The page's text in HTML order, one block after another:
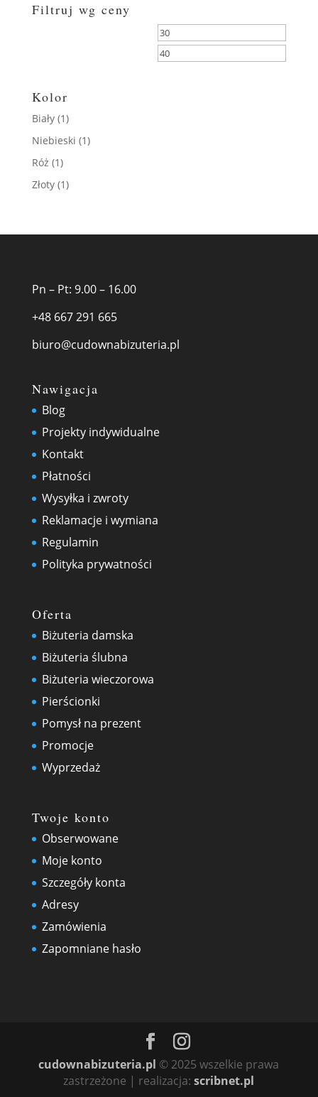
Filtruj wg ceny
Cena
min
Kolor
Biały (1)
Niebieski (1)
Róż (1)
Złoty (1)
Pn – Pt: 9.00 – 16.00
+48 667 291 665
biuro@cudownabizuteria.pl
Nawigacja
Blog
Projekty indywidualne
Kontakt
Płatności
Wysyłka i zwroty
Reklamacje i wymiana
Regulamin
Polityka prywatności
Oferta
Biżuteria damska
Biżuteria ślubna
Biżuteria wieczorowa
Pierścionki
Pomysł na prezent
Promocje
Wyprzedaż
Twoje konto
Obserwowane
Moje konto
Szczegóły konta
Adresy
Zamówienia
Zapomniane hasło
cudownabizuteria.pl © 2025 wszelkie prawa
zastrzeżone | realizacja:scribnet.pl